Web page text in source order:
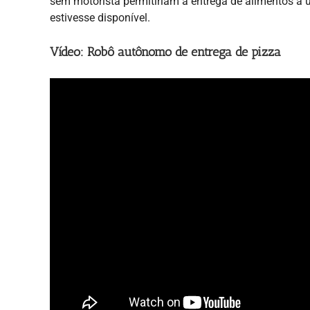
estivesse disponível.
Vídeo: Robô autônomo de entrega de pizza